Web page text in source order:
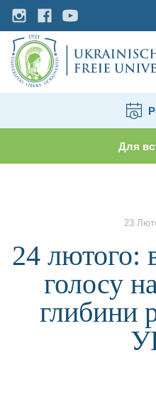
Для
24
23
24 лютого:
голосу
глибини